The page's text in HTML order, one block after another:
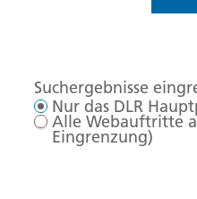
Suchergebnisse
Nur das DLR
Alle Webauftritte
Eingrenzung)